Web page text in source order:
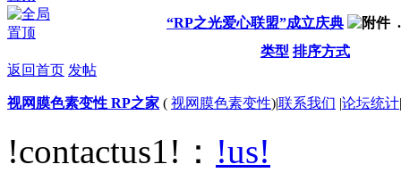
“RP之光爱心联盟”成立庆典
类型 排序方式
返回首页 发帖
视网膜色素变性 RP之家 ( 视网膜色素变性)|联系我们 |论坛统计|
!contactus1!： !us!